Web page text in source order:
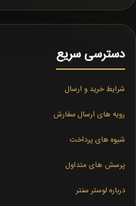
دسترسی سریع
شرایط خرید و ارسال
رویه های ارسال سفارش
شیوه های پرداخت
پرسش های متداول
درباره لوستر سنتر